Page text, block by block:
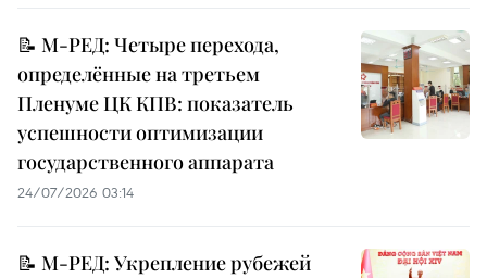
📝 М-РЕД: Четыре перехода,
определённые на третьем
Пленуме ЦК КПВ: показатель
успешности оптимизации
государственного аппарата
24/07/2026 03:14
📝 М-РЕД: Укрепление рубежей